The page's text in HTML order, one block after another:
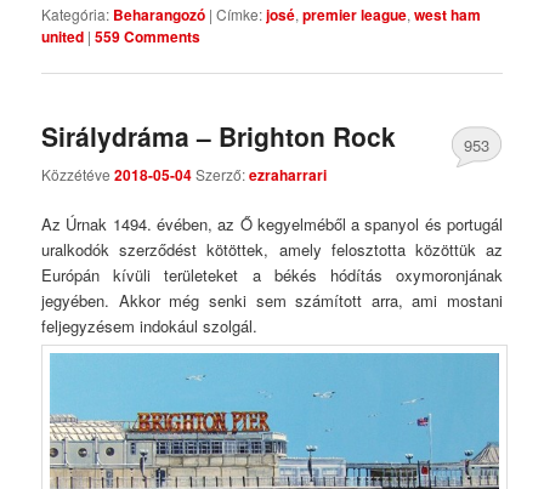
Kategória: Beharangozó |Címke:josé,premier league,west ham
united |559 Comments
Sirálydráma – Brighton Rock
Közzétéve2018-05-04Szerző:ezraharrari
953
Az Úrnak 1494. évében, az Ő kegyelméből a spanyol és portugál
uralkodók szerződést kötöttek, amely felosztotta közöttük az
Európán kívüli területeket a békés hódítás oxymoronjának
jegyében. Akkor még senki sem számított arra, ami mostani
feljegyzésem indokául szolgál.